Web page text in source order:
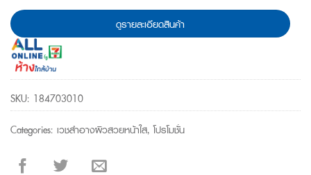
ดูรายละเอียดสินค้า
SKU: 184703010
Categories: เวชสำอางผิวสวยหน้าใส,โปรโมชั่น